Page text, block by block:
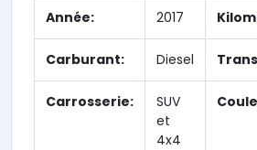
Année: 2017
Carburant: Diesel
Carrosserie:
SUV
et
4x4